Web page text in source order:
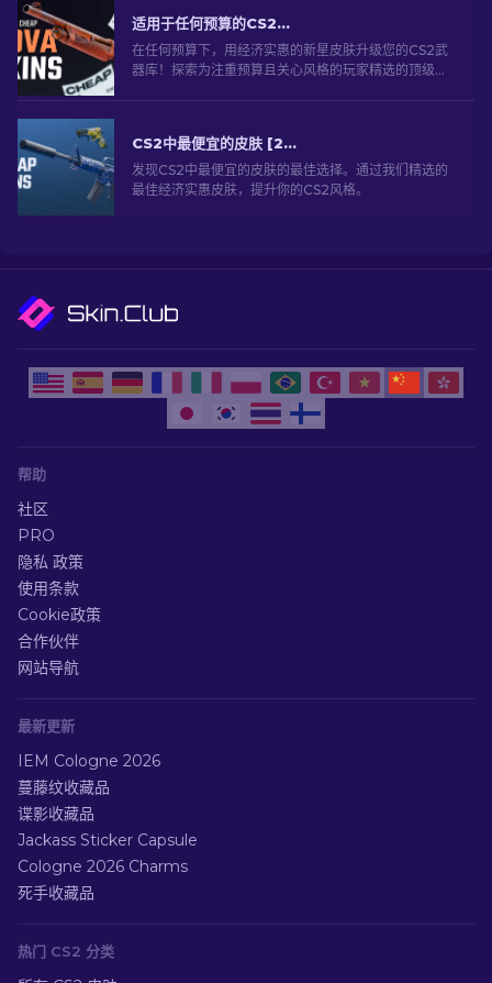
适用于任何预算的CS2中最佳且便宜的新星皮肤[2026]
在任何预算下，用经济实惠的新星皮肤升级您的CS2武
器库！探索为注重预算且关心风格的玩家精选的顶级选
CS2中最便宜的皮肤 [2026]
发现CS2中最便宜的皮肤的最佳选择。通过我们精选的
最佳经济实惠皮肤，提升你的CS2风格。
帮助
社区
PRO
隐私 政策
使用条款
Cookie政策
合作伙伴
网站导航
最新更新
IEM Cologne 2026
蔓藤纹收藏品
谍影收藏品
Jackass Sticker Capsule
Cologne 2026 Charms
死手收藏品
热门 CS2 分类